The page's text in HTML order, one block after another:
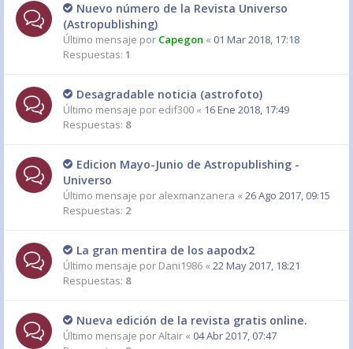
Nuevo número de la Revista Universo
(Astropublishing)
Último mensaje por Capegon « 01 Mar 2018, 17:18
Respuestas: 1
Desagradable noticia (astrofoto)
Último mensaje por edif300 « 16 Ene 2018, 17:49
Respuestas: 8
Edicion Mayo-Junio de Astropublishing -
Universo
Último mensaje por alexmanzanera « 26 Ago 2017, 09:15
Respuestas: 2
La gran mentira de los aapodx2
Último mensaje por Dani1986 « 22 May 2017, 18:21
Respuestas: 8
Nueva edición de la revista gratis online.
Último mensaje porAltair « 04 Abr 2017, 07:47